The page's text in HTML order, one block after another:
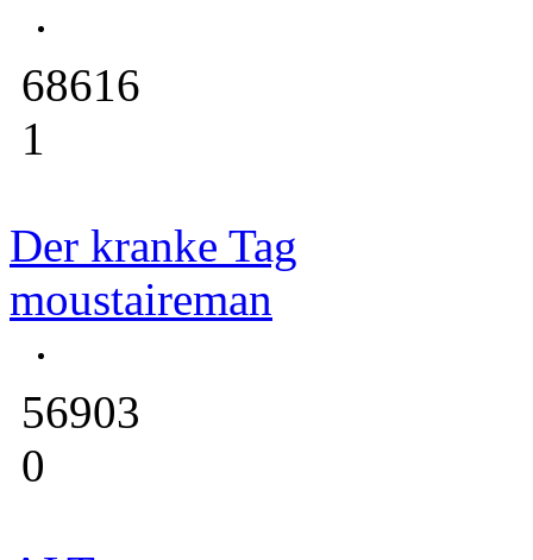
68616
1
Der kranke Tag
moustaireman
56903
0